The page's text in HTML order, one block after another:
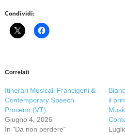
Condividi:
Correlati
Itinerari Musicali Francigeni &
Contemporary Speech
Proceno (VT)
Giugno 4, 2026
In "Da non perdere"
il